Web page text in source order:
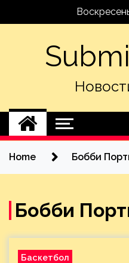
Home Бобби
Бобби
Баскетбол